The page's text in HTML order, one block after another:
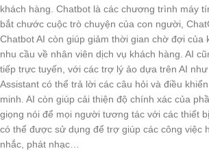
khách hàng. Chatbot là các chương trình máy
bắt chước cuộc trò chuyện của con người,
Chatbot AI còn giúp giảm thời gian chờ đợi của
nhu cầu về nhân viên dịch vụ khách hàng. AI
tiếp trực tuyến, với các trợ lý ảo dựa trên AI như
Assistant có thể trả lời các câu hỏi và điều
minh. AI còn giúp cải thiện độ chính xác của
giọng nói để mọi người tương tác với các thiết
có thể được sử dụng để trợ giúp các công việc
nhắc, phát nhạc…